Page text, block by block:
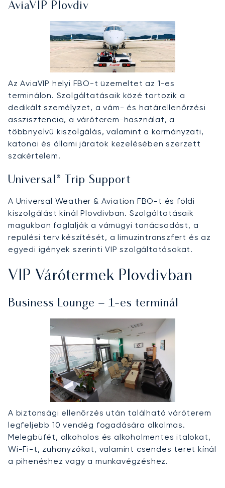
AviaVIP Plovdiv
Az AviaVIP helyi FBO-t üzemeltet az 1-es
terminálon. Szolgáltatásaik közé tartozik a
dedikált személyzet, a vám- és határellenőrzési
asszisztencia, a váróterem-használat, a
többnyelvű kiszolgálás, valamint a kormányzati,
katonai és állami járatok kezelésében szerzett
szakértelem.
Universal® Trip Support
A Universal Weather & Aviation FBO-t és földi
kiszolgálást kínál Plovdivban. Szolgáltatásaik
magukban foglalják a vámügyi tanácsadást, a
repülési terv készítését, a limuzintranszfert és az
egyedi igények szerinti VIP szolgáltatásokat.
VIP Várótermek Plovdivban
Business Lounge – 1-es terminál
A biztonsági ellenőrzés után található váróterem
legfeljebb 10 vendég fogadására alkalmas.
Melegbüfét, alkoholos és alkoholmentes italokat,
Wi-Fi-t, zuhanyzókat, valamint csendes teret kínál
a pihenéshez vagy a munkavégzéshez.